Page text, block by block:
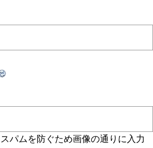
スパムを防ぐため画像の通りに入力